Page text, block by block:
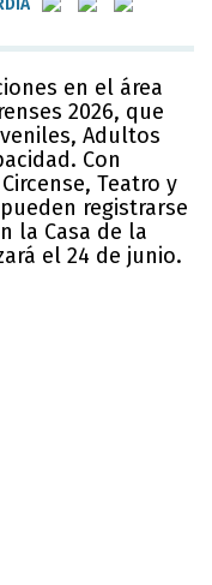
en el área
2026, que
Adultos
Con
Teatro y
registrarse
la Casa de la
el 24 de junio.